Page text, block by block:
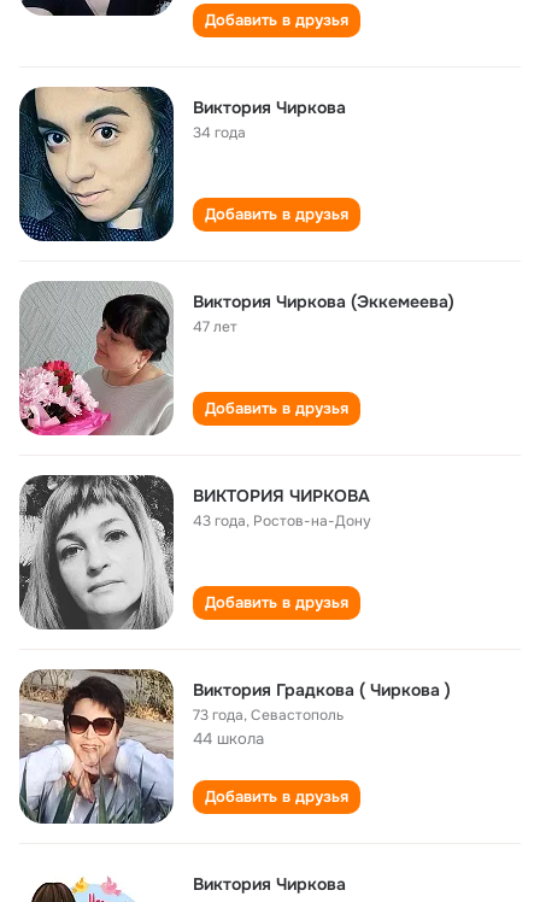
Добавить в друзья
Виктория Чиркова
34 года
Добавить в друзья
Виктория Чиркова (Эккемеева)
47 лет
Добавить в друзья
ВИКТОРИЯ ЧИРКОВА
43 года, Ростов-на-Дону
Добавить в друзья
Виктория Градкова ( Чиркова )
73 года,Севастополь
44 школа
Добавить в друзья
Виктория Чиркова